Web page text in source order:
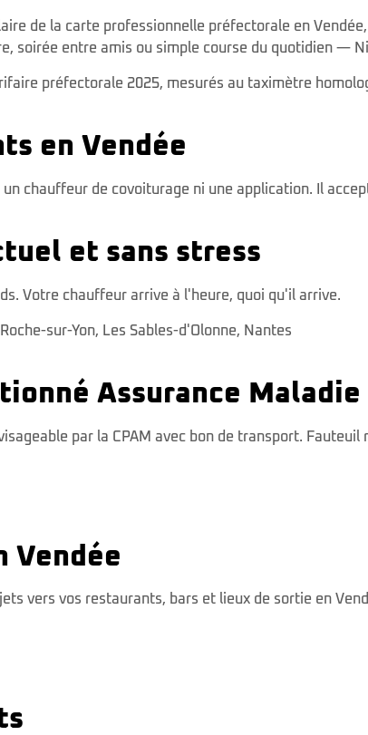
de la carte professionnelle préfectorale en
soirée entre amis ou simple course du quotidien —
préfectorale 2025, mesurés au taximètre
en Vendée
chauffeur de covoiturage ni une application. Il
et sans stress
Votre chauffeur arrive à l'heure, quoi qu'il arrive.
sur-Yon, Les Sables-d'Olonne, Nantes
Assurance Maladie
par la CPAM avec bon de transport.
Vendée
vers vos restaurants, bars et lieux de sortie en